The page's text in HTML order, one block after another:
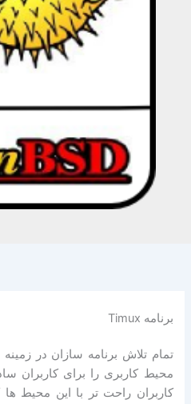
برنامه Timux
تمام تلاش برنامه سازان در
محیط کاربری را برای کاربران
کاربران راحت تر با این محیط ها